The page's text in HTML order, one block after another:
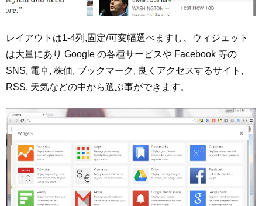
レイアウトは1-4列,固定/可変幅選べますし、ウィジェット
は大量にあり Google の各種サービスや Facebook 等の
SNS, 電卓, 株価, ブックマーク, 良くアクセスするサイト,
RSS, 天気などの中から選ぶ事ができます。